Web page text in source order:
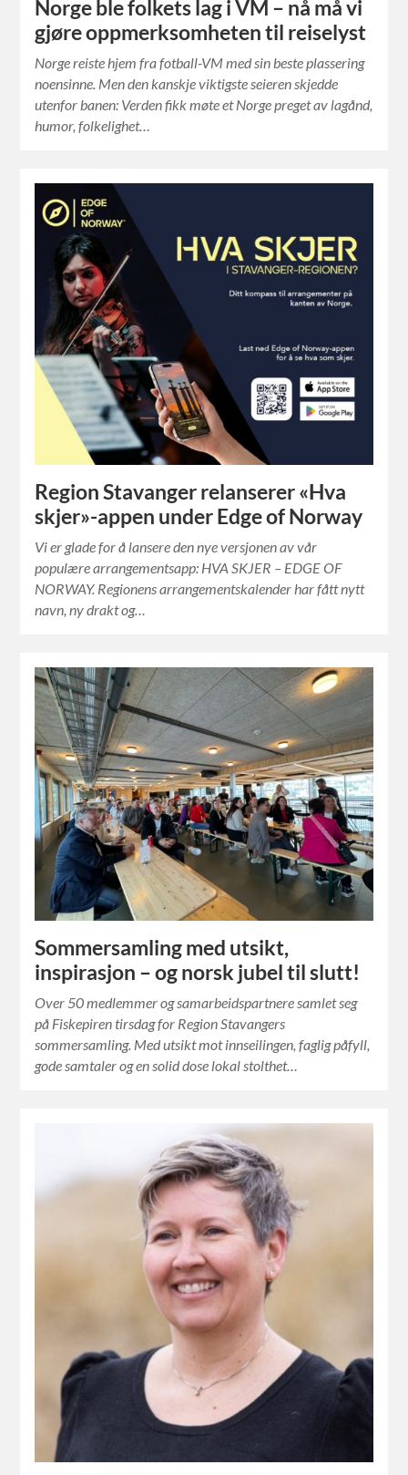
Norge ble folkets lag i VM – nå må vi
gjøre oppmerksomheten til reiselyst
Norge reiste hjem fra fotball-VM med sin beste plassering
noensinne. Men den kanskje viktigste seieren skjedde
utenfor banen: Verden fikk møte et Norge preget av lagånd,
humor, folkelighet…
Region Stavanger relanserer «Hva
skjer»-appen under Edge of Norway
Vi er glade for å lansere den nye versjonen av vår
populære arrangementsapp: HVA SKJER – EDGE OF
NORWAY. Regionens arrangementskalender har fått nytt
navn, ny drakt og…
Sommersamling med utsikt,
inspirasjon – og norsk jubel til slutt!
Over 50 medlemmer og samarbeidspartnere samlet seg
på Fiskepiren tirsdag for Region Stavangers
sommersamling. Med utsikt mot innseilingen, faglig påfyll,
gode samtaler og en solid dose lokal stolthet…